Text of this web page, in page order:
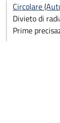
Circolare
Divieto di
Prime